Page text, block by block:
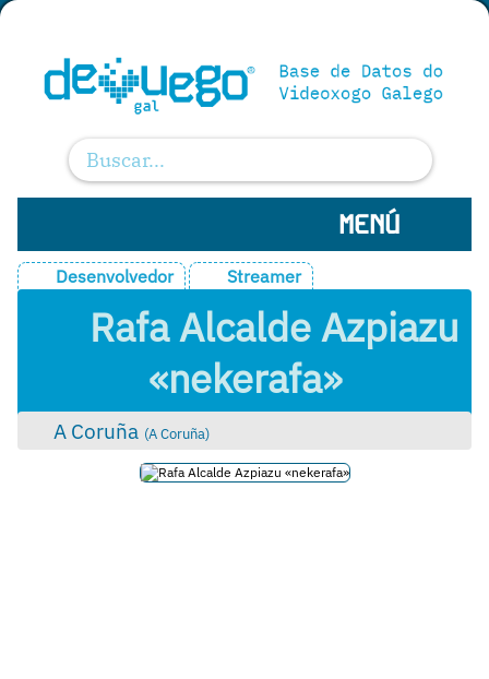
MENÚ
Desenvolvedor Streamer
Rafa Alcalde Azpiazu
«nekerafa»
A Coruña (A Coruña)